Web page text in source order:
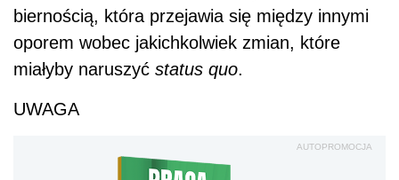
biernością, która przejawia się między innymi
oporem wobec jakichkolwiek zmian, które
miałyby naruszyć status quo.
UWAGA
AUTOPROMOCJA